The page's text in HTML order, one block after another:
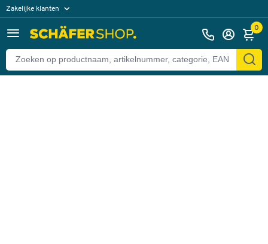
Zakelijke klanten
Particuliere klanten 0
Terug